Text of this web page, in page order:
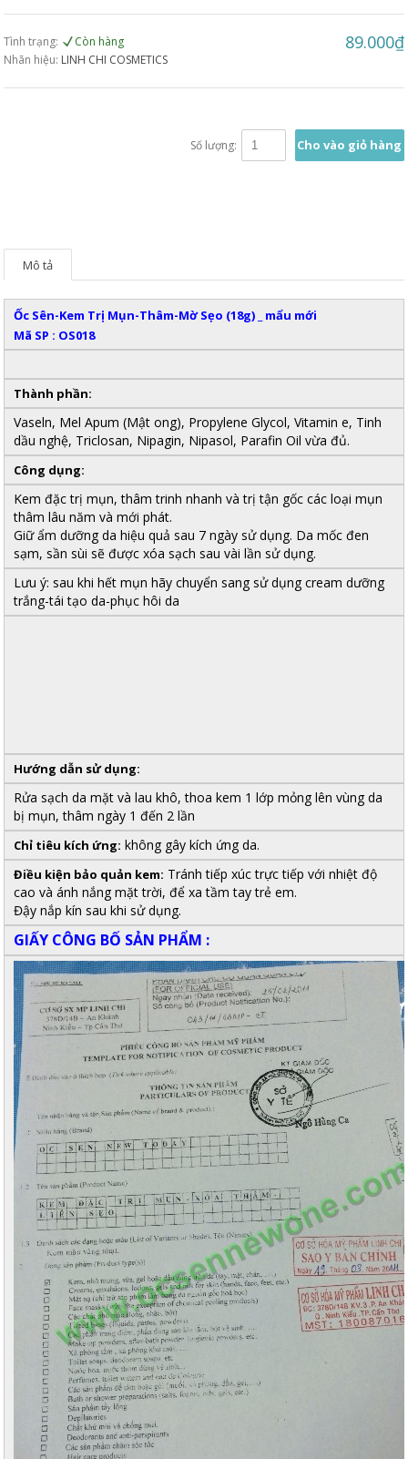
Tình trạng:
Còn hàng
Nhãn hiệu: LINH CHI COSMETICS
89.000₫
Cho vào giỏ hàng
Số lượng:
Mô tả
Ốc Sên-Kem Trị Mụn-Thâm-Mờ Sẹo (18g) _ mẩu mới
Mã SP : OS018
Thành phần:
Vaseln, Mel Apum (Mật ong), Propylene Glycol, Vitamin e, Tinh
dầu nghệ, Triclosan, Nipagin, Nipasol, Parafin Oil vừa đủ.
Công dụng:
Kem đặc trị mụn, thâm trinh nhanh và trị tận gốc các loại mụn
thâm lâu năm và mới phát.
Giữ ẩm dưỡng da hiệu quả sau 7 ngày sử dụng. Da mốc đen
sạm, sần sùi sẽ được xóa sạch sau vài lần sử dụng.
Lưu ý: sau khi hết mụn hãy chuyển sang sử dụng cream dưỡng
trắng-tái tạo da-phục hôi da
Hướng dẫn sử dụng:
Rửa sạch da mặt và lau khô, thoa kem 1 lớp mỏng lên vùng da
bị mụn, thâm ngày 1 đến 2 lần
Chỉ tiêu kích ứng: không gây kích ứng da.
Điều kiện bảo quản kem: Tránh tiếp xúc trực tiếp với nhiệt độ
cao và ánh nắng mặt trời, để xa tầm tay trẻ em.
Đậy nắp kín sau khi sử dụng.
GIẤY CÔNG BỐ SẢN PHẨM :